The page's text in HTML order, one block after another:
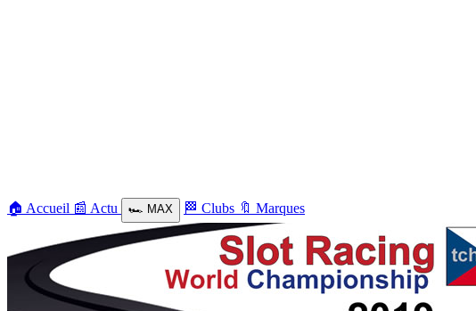
🏠 Accueil 📰 Actu 🏎️ MAX 🏁 Clubs 🔖 Marques